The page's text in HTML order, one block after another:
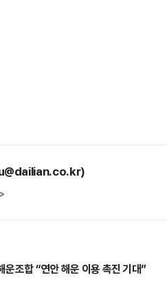
조합 “연안 해운 이용 촉진 기대”